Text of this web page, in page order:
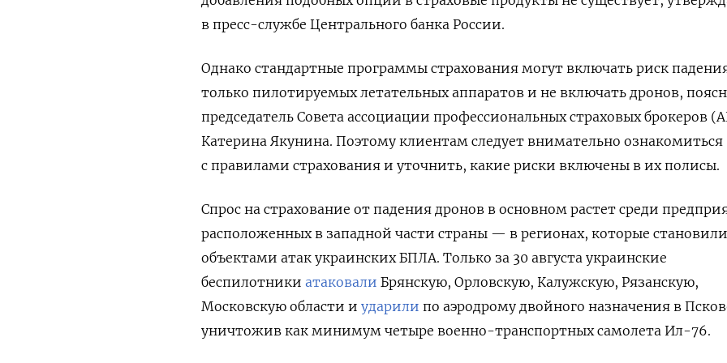
в пресс-службе Центрального банка России.
Однако стандартные программы страхования могут включать риск
только пилотируемых летательных аппаратов и не включать дронов,
председатель Совета ассоциации профессиональных страховых брокеров
Катерина Якунина. Поэтому клиентам следует внимательно ознакомиться
с правилами страхования и уточнить, какие риски включены в их полисы.
Спрос на страхование от падения дронов в основном растет среди
расположенных в западной части страны — в регионах, которые
объектами атак украинских БПЛА. Только за 30 августа украинские
беспилотники атаковали Брянскую, Орловскую, Калужскую, Рязанскую,
Московскую области и ударили по аэродрому двойного назначения в
уничтожив как минимум четыре военно-транспортных самолета Ил-76.